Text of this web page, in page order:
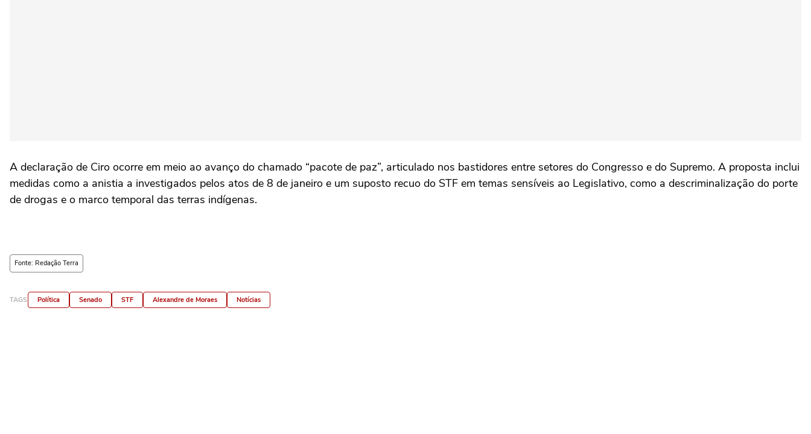
A declaração de Ciro ocorre em meio ao avanço do chamado “pacote de paz”, articulado nos bastidores entre setores do Congresso e do Supremo. A proposta inclui
medidas como a anistia a investigados pelos atos de 8 de janeiro e um suposto recuo do STF em temas sensíveis ao Legislativo, como a descriminalização do porte
de drogas e o marco temporal das terras indígenas.
Fonte: Redação Terra
TAGS Política Senado STF Alexandre de Moraes Notícias